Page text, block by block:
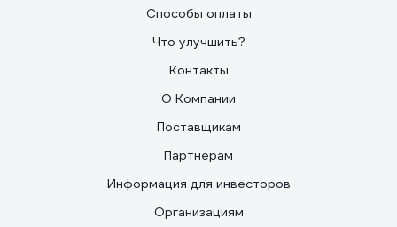
Способы оплаты
Что улучшить?
Контакты
О Компании
Поставщикам
Партнерам
Информация для инвесторов
Организациям